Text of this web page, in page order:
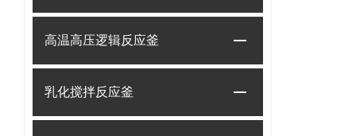
高温高压逻辑反应釜
乳化搅拌反应釜